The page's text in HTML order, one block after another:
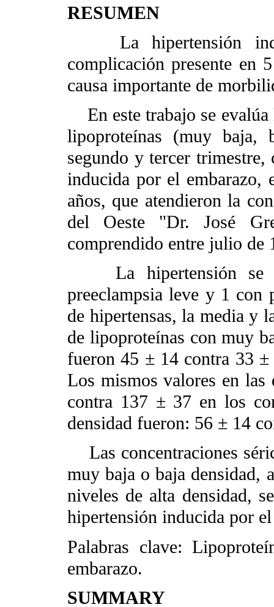
RESUMEN
La hipertensión
complicación presente en
causa importante de
En este trabajo se evalúa
lipoproteínas (muy baja,
segundo y tercer
inducida por el embarazo,
años, que atendieron la
del Oeste "Dr. José
comprendido entre julio de
La hipertensión se
preeclampsia leve y 1 con
de hipertensas, la media y
de lipoproteínas con muy
fueron 45 ± 14 contra 33 ±
Los mismos valores en
contra 137 ± 37 en los
densidad fueron: 56 ± 14
Las concentraciones
muy baja o baja densidad,
niveles de alta densidad,
hipertensión inducida por
Palabras clave:
embarazo.
SUMMARY